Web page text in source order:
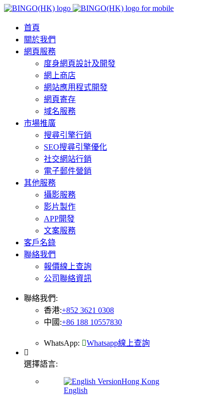
首頁
關於我們
網頁服務
度身網頁設計及開發
網上商店
網站應用程式開發
網頁寄存
域名服務
市場推廣
搜尋引擎行銷
SEO搜尋引擎優化
社交網站行銷
電子郵件營銷
其他服務
攝影服務
影片製作
APP開發
文案服務
客戶名錄
聯絡我們
報價線上查詢
公司聯絡資訊
聯絡我們:
香港:+852 3621 0308
中國:+86 188 10557830
WhatsApp: Whatsapp線上查詢
選擇語言:
Hong Kong
English